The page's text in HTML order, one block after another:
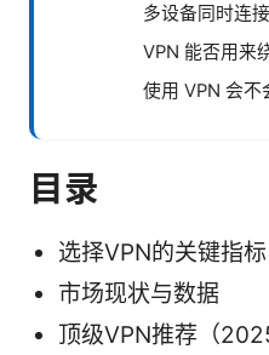
多设备同时连
VPN 能否用来
使用 VPN 会不
目录
选择VPN的关键指
市场现状与数据
顶级VPN推荐（